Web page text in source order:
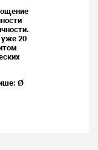
уже 20
Ø